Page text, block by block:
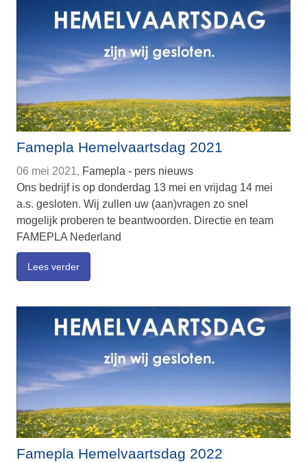
Famepla Hemelvaartsdag 2021
06 mei 2021, Famepla - pers nieuws
Ons bedrijf is op donderdag 13 mei en vrijdag 14 mei
a.s. gesloten. Wij zullen uw (aan)vragen zo snel
mogelijk proberen te beantwoorden. Directie en team
FAMEPLA Nederland
Lees verder
Famepla Hemelvaartsdag 2022